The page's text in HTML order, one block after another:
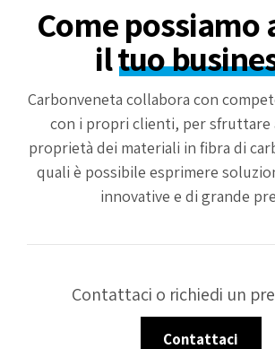
Come possiamo
iltuo
Carbonveneta collabora con
con i propri clienti, per sfruttare
proprietà dei materiali in fibra di
quali è possibile esprimere
innovative e di grande
Contattaci o richiedi un
Contattaci